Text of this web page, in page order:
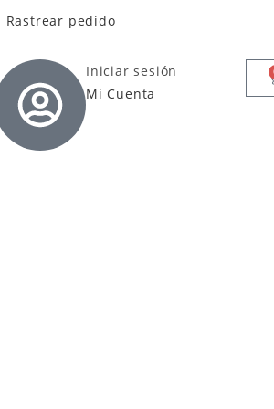
Rastrear pedido
Iniciar sesión
Mi Cuenta